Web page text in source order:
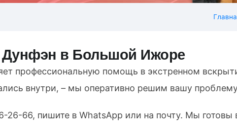
Дунфэн в Большой Ижоре
профессиональную помощь в экстренном
внутри, – мы оперативно решим вашу
26-66, пишите в WhatsApp или на почту. Мы